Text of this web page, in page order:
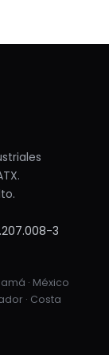
3
· México
· Costa